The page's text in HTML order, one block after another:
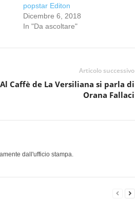
popstar Editon
Dicembre 6, 2018
In "Da ascoltare"
Articolo successivo
Al Caffè de La Versiliana si parla di
Orana Fallaci
dall'ufficio stampa.